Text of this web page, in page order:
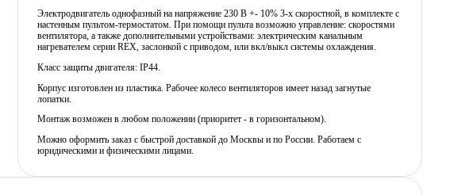
Электродвигатель однофазный на напряжение 230 В +- 10% 3-х скоростной, в комплекте с
настенным пультом-термостатом. При помощи пульта возможно управление: скоростями
вентилятора, а также дополнительными устройствами: электрическим канальным
нагревателем серии REX, заслонкой с приводом, или вкл/выкл системы охлаждения.
Класс защиты двигателя: IP44.
Корпус изготовлен из пластика. Рабочее колесо вентиляторов имеет назад загнутые
лопатки.
Монтаж возможен в любом положении (приоритет - в горизонтальном).
Можно оформить заказ с быстрой доставкой до Москвы и по России. Работаем с
юридическими и физическими лицами.